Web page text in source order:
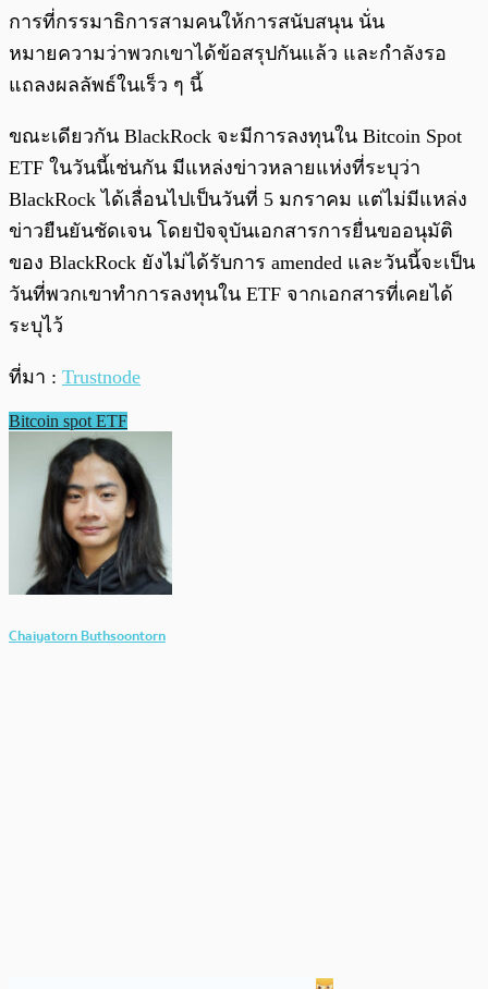
การที่กรรมาธิการสามคนให้การสนับสนุน นั่น
หมายความว่าพวกเขาได้ข้อสรุปกันแล้ว และกำลังรอ
แถลงผลลัพธ์ในเร็ว ๆ นี้
ขณะเดียวกัน BlackRock จะมีการลงทุนใน Bitcoin Spot
ETF ในวันนี้เช่นกัน มีแหล่งข่าวหลายแห่งที่ระบุว่า
BlackRock ได้เลื่อนไปเป็นวันที่ 5 มกราคม แต่ไม่มีแหล่ง
ข่าวยืนยันชัดเจน โดยปัจจุบันเอกสารการยื่นขออนุมัติ
ของ BlackRock ยังไม่ได้รับการ amended และวันนี้จะเป็น
วันที่พวกเขาทำการลงทุนใน ETF จากเอกสารที่เคยได้
ระบุไว้
ที่มา : Trustnode
Bitcoin spot ETF
Chaiyatorn Buthsoontorn